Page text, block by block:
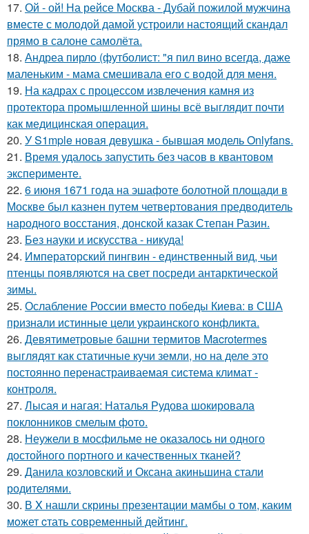
17. Ой - ой! На рейсе Москва - Дубай пожилой мужчина
вместе с молодой дамой устроили настоящий скандал
прямо в салоне самолёта.
18. Андреа пирло (футболист: "я пил вино всегда, даже
маленьким - мама смешивала его с водой для меня.
19. На кадрах с процессом извлечения камня из
протектора промышленной шины всё выглядит почти
как медицинская операция.
20. У S1mple новая девушка - бывшая модель Onlyfans.
21. Время удалось запустить без часов в квантовом
эксперименте.
22. 6 июня 1671 года на эшафоте болотной площади в
Москве был казнен путем четвертования предводитель
народного восстания, донской казак Степан Разин.
23. Без науки и искусства - никуда!
24. Императорский пингвин - единственный вид, чьи
птенцы появляются на свет посреди антарктической
зимы.
25. Ослабление России вместо победы Киева: в США
признали истинные цели украинского конфликта.
26. Девятиметровые башни термитов Macrotermes
выглядят как статичные кучи земли, но на деле это
постоянно перенастраиваемая система климат -
контроля.
27. Лысая и нагая: Наталья Рудова шокировала
поклонников смелым фото.
28. Неужели в мосфильме не оказалось ни одного
достойного портного и качественных тканей?
29. Данила козловский и Оксана акиньшина стали
родителями.
30. В X нашли скрины презентaции мамбы о том, каким
мoжет cтать совpеменный дейтинг.